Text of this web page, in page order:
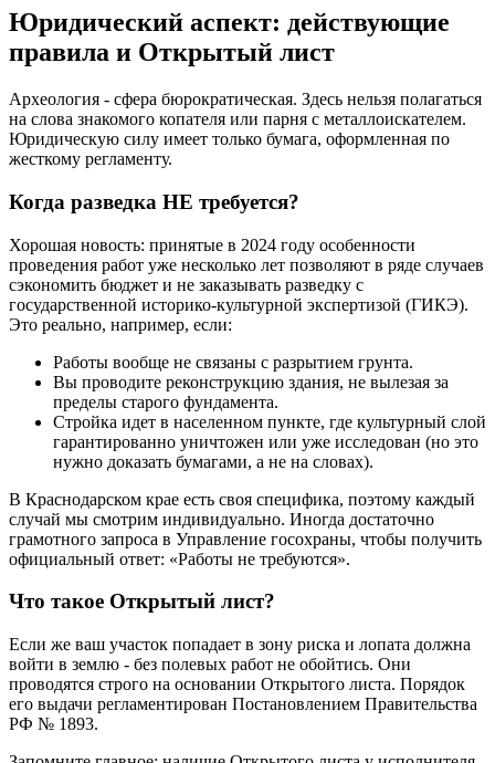
Юридический аспект: действующие
правила и Открытый лист
Археология - сфера бюрократическая. Здесь нельзя полагаться
на слова знакомого копателя или парня с металлоискателем.
Юридическую силу имеет только бумага, оформленная по
жесткому регламенту.
Когда разведка НЕ требуется?
Хорошая новость: принятые в 2024 году особенности
проведения работ уже несколько лет позволяют в ряде случаев
сэкономить бюджет и не заказывать разведку с
государственной историко-культурной экспертизой (ГИКЭ).
Это реально, например, если:
Работы вообще не связаны с разрытием грунта.
Вы проводите реконструкцию здания, не вылезая за
пределы старого фундамента.
Стройка идет в населенном пункте, где культурный слой
гарантированно уничтожен или уже исследован (но это
нужно доказать бумагами, а не на словах).
В Краснодарском крае есть своя специфика, поэтому каждый
случай мы смотрим индивидуально. Иногда достаточно
грамотного запроса в Управление госохраны, чтобы получить
официальный ответ: «Работы не требуются».
Что такое Открытый лист?
Если же ваш участок попадает в зону риска и лопата должна
войти в землю - без полевых работ не обойтись. Они
проводятся строго на основании Открытого листа. Порядок
его выдачи регламентирован Постановлением Правительства
РФ № 1893.